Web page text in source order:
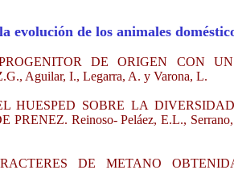
evolución de los animales
DE ORIGEN CON
Aguilar, I., Legarra, A. y Varona, L.
HUESPED SOBRE LA
Reinoso- Peláez, E.L., Serrano,
DE METANO